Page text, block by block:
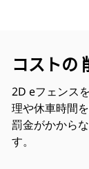
コストの
2D eフェンス
理や休車時間
罰金がかから
す。